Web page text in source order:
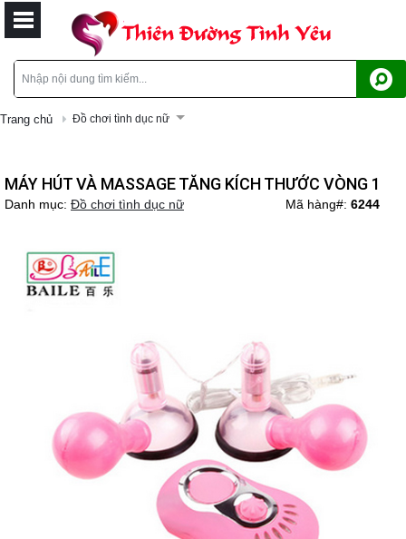
Trang chủ Đồ chơi tình dục nữ
MÁY HÚT VÀ MASSAGE TĂNG KÍCH THƯỚC VÒNG 1
Mã hàng#: 6244
Danh mục: Đồ chơi tình dục nữ